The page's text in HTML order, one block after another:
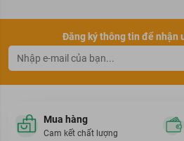
Các sản phẩm hỗ trợ quá trình lão
từ sữa rửa mặt, kem mắt, kem chống
Thông số sản phẩm
Đăng ký thông tin để nhận
Mua hàng
Cam kết chất lượng